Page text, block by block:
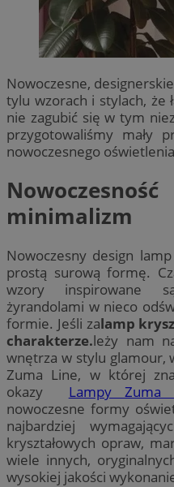
Nowoczesne,
tylu wzorach i stylach, że
nie zagubić się w tym
przygotowaliśmy mały
nowoczesnego
minimalizm
Nowoczesny design
prostą surową formę.
wzory inspirowane
żyrandolami w nieco
formie. Jeśli zalamp
charakterze.leży nam
wnętrza w stylu glamour,
Zuma Line, w której
okazy Lampy Zuma
nowoczesne formy
najbardziej
kryształowych opraw,
wiele innych,
wysokiej jakości